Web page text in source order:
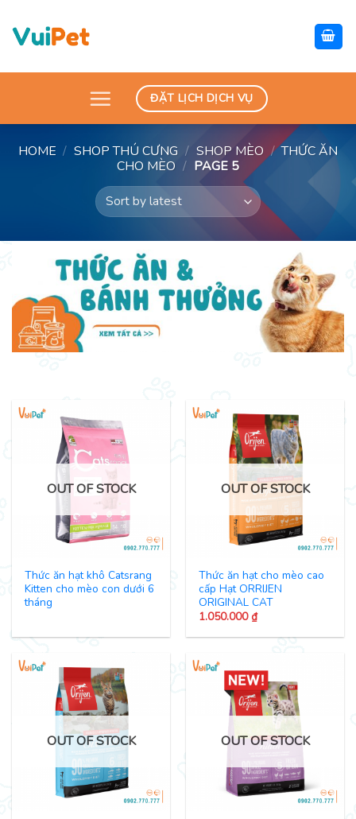
content
ĐẶT LỊCH DỊCH VỤ
HOME / SHOP THÚ CƯNG / SHOP MÈO / THỨC ĂN
CHO MÈO / PAGE 5
OUT OF STOCK
Thức ăn hạt khô Catsrang
Kitten cho mèo con dưới 6
tháng
OUT OF STOCK
Thức ăn hạt cho mèo cao
cấp Hạt ORRIJEN
ORIGINAL CAT
1.050.000₫
OUT OF STOCK OUT OF STOCK